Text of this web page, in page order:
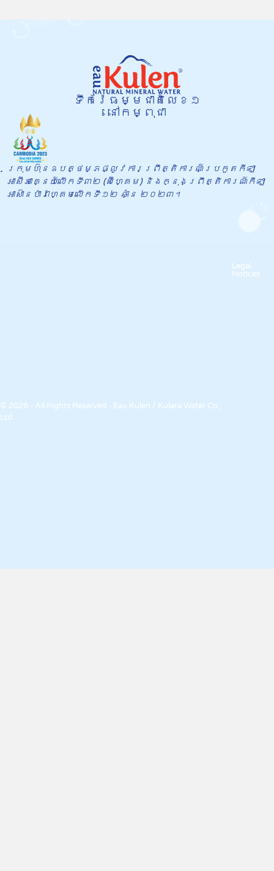
ទឹករ៉ែធម្មជាតិលេខ១
នៅកម្ពុជា
ក្រុមហ៊ុនឧបត្ថម្ភផ្លូវការព្រឹត្តិការណ៍​ប្រកួតកីឡា
អាស៊ីអាគ្នេយ៍លើកទី៣២ (ស៊ីហ្គេម) និងក្នុង​ព្រឹត្តិការណ៍កីឡា
អាស៊ានប៉ារ៉ាហ្គេមលើកទី១២ ឆាំ្ន ២០២៣។
© 2026 - All Rights Reserved - Eau Kulen / Kulara Water Co.,
Ltd
Legal
Notices